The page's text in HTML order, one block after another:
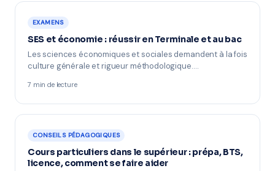
EXAMENS
SES et économie : réussir en Terminale et au bac
Les sciences économiques et sociales demandent à la fois
culture générale et rigueur méthodologique.…
7 min de lecture
CONSEILS PÉDAGOGIQUES
Cours particuliers dans le supérieur : prépa, BTS,
licence, comment se faire aider